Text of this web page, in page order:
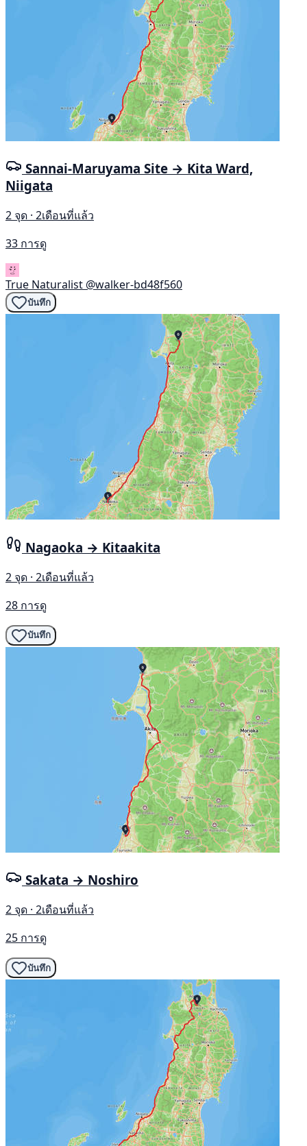
Sannai-Maruyama Site → Kita Ward,
Niigata
2 จุด · 2เดือนที่แล้ว
33 การดู
True Naturalist @walker-bd48f560
บันทึก
Nagaoka → Kitaakita
2 จุด · 2เดือนที่แล้ว
28 การดู
บันทึก
Sakata → Noshiro
2 จุด · 2เดือนที่แล้ว
25 การดู
บันทึก